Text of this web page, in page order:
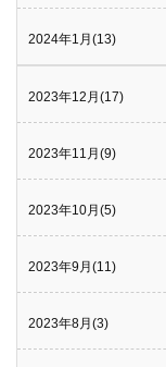
2024年1月(13)
2023年12月(17)
2023年11月(9)
2023年10月(5)
2023年9月(11)
2023年8月(3)